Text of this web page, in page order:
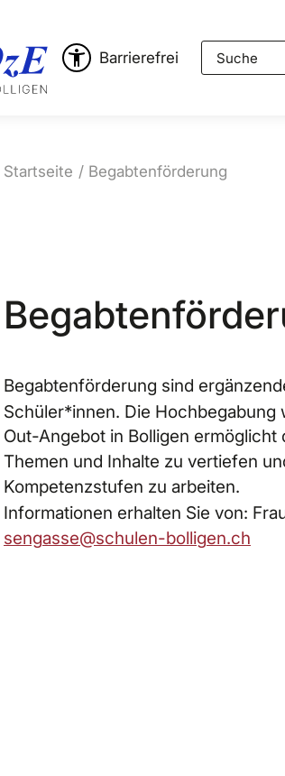
Barrierefrei Suche
Startseite Begabtenförderung
Begabtenförderung sind
Schüler*innen. Die Hochbegabung
Out-Angebot in Bolligen
Themen und Inhalte zu vertiefen
Kompetenzstufen zu arbeiten.
Informationen erhalten Sie von:
s ng ss sch l n-b ll g n ch